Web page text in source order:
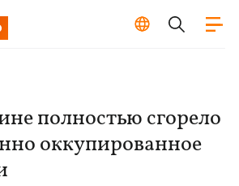
полностью сгорело
оккупированное